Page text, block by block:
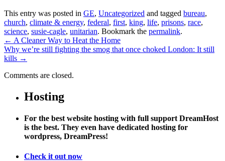
This entry was posted in GE, Uncategorized and tagged bureau,
church, climate & energy, federal, first, king, life, prisons, race,
science, susie-cagle, unitarian. Bookmark the permalink.
← A Cleaner Way to Heat the Home
Why we’re still fighting the smog that once choked London: It still
kills →
Comments are closed.
Hosting
For the best website hosting with full support DreamHost
is the best. They even have dedicated hosting for
wordpress, DreamPress!
Check it out now